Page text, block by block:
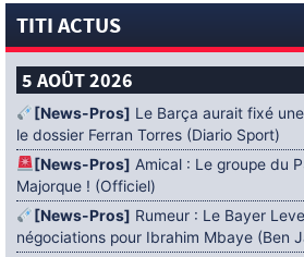
TITI ACTUS
5 AOÛT 2026
[News-Pros] Le Barça aurait fixé
le dossier Ferran Torres (Diario Sport)
[News-Pros] Amical : Le groupe du
Majorque ! (Officiel)
[News-Pros] Rumeur : Le Bayer
négociations pour Ibrahim Mbaye (Ben